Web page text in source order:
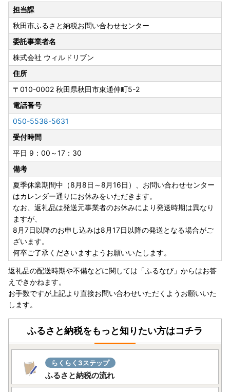
いつも秋田市を応援いただき、ありがとうございます。
夏季休業期間中（8月8日～8月16日）、お問い合わせセンタ
ーはカレンダー通りにお休みをいただきます。
なお、返礼品は発送元事業者のお休みにより発送時期は異な
りますが、
8月7日以降のお申し込みは8月17日以降の発送となる場合が
ございます。
何卒ご了承くださいますようお願いいたします。
【お礼の品のお届け時期について】
・ご寄附決済完了を当市にて確認後、順次、取扱事業者（配
送元）へ発送依頼を行います。
・お申し込みからお届けまでの期間は返礼品により異なりま
す。対象の返礼品ページにてご確認ください。
・年末年始等の繁忙期やGW等の長期休暇の際は返礼品ペー
ジ記載の納期よりもお日にちをいただく場合がございます。
・お申し込みのタイミングや返礼品により、配送日指定のご
希望をいただいても承れない場合がございます。
・宛所不明の場合には、配送形態などにより、お電話やメー
ルなどでの事前確認がないまま返送となってしまう可能性も
ございます。お申し込み前に必ずお間違いがないか確認をお
願いします。
・長期ご不在や宛所不明など寄附者様のご都合でお品物が返
送となった場合、再送は承ることができません。
【寄附金受領証明書/ワンストップ特例申請書類の送付につ
いて】
寄附金受領証明書は、後日当市より普通郵便にて発送いたし
ワンストップ特例申請を「希望しない」とされた場合には、
圧着ハガキにて発送いたします。
担当課
秋田市ふるさと納税お問い合わせセンター
委託事業者名
株式会社 ウィルドリブン
住所
〒010-0002 秋田県秋田市東通仲町5-2
電話番号
050-5538-5631
受付時間
平日 9：00～17：30
備考
夏季休業期間中（8月8日～8月16日）、お問い合わせセンター
はカレンダー通りにお休みをいただきます。
なお、返礼品は発送元事業者のお休みにより発送時期は異なり
ますが、
8月7日以降のお申し込みは8月17日以降の発送となる場合がご
ざいます。
何卒ご了承くださいますようお願いいたします。
返礼品の配送時期や不備などに関しては「ふるなび」からはお答
えできかねます。
お手数ですが上記より直接お問い合わせいただくようお願いいた
します。
ふるさと納税をもっと知りたい方はコチラ
らくらく3ステップ
ふるさと納税の流れ